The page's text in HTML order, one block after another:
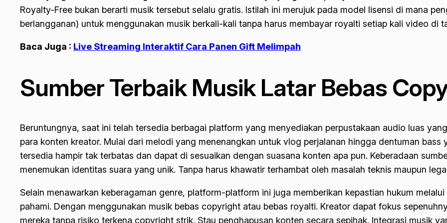
Royalty-Free bukan berarti musik tersebut selalu gratis. Istilah ini merujuk pada model lisensi di mana
berlangganan) untuk menggunakan musik berkali-kali tanpa harus membayar royalti setiap kali video di
Baca Juga : Live Streaming Interaktif Cara Panen Gift Melimpah
Sumber Terbaik Musik Latar Bebas
Beruntungnya, saat ini telah tersedia berbagai platform yang menyediakan perpustakaan audio luas
para konten kreator. Mulai dari melodi yang menenangkan untuk vlog perjalanan hingga dentuman bass
tersedia hampir tak terbatas dan dapat di sesuaikan dengan suasana konten apa pun. Keberadaan
menemukan identitas suara yang unik. Tanpa harus khawatir terhambat oleh masalah teknis maupun
Selain menawarkan keberagaman genre, platform-platform ini juga memberikan kepastian hukum
pahami. Dengan menggunakan musik bebas copyright atau bebas royalti. Kreator dapat fokus
mereka tanpa risiko terkena copyright strik. Stau penghapusan konten secara sepihak. Integrasi musik